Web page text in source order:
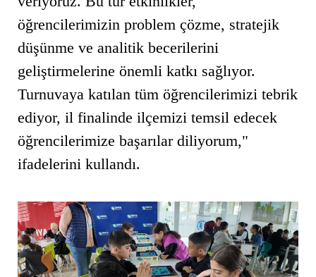
öğrencilerimizin problem çözme, stratejik
düşünme ve analitik becerilerini
geliştirmelerine önemli katkı sağlıyor.
Turnuvaya katılan tüm öğrencilerimizi tebrik
ediyor, il finalinde ilçemizi temsil edecek
öğrencilerimize başarılar diliyorum,"
ifadelerini kullandı.